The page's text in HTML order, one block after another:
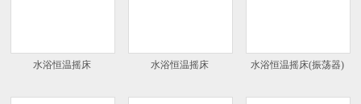
水浴恒温摇床 水浴恒温摇床 水浴恒温摇床(振荡器)